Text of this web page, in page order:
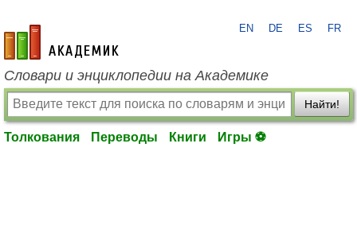
academic.ru
EN DE ES FR
Словари и энциклопедии на Академике
Найти!
Толкования Переводы Книги Игры ⚽